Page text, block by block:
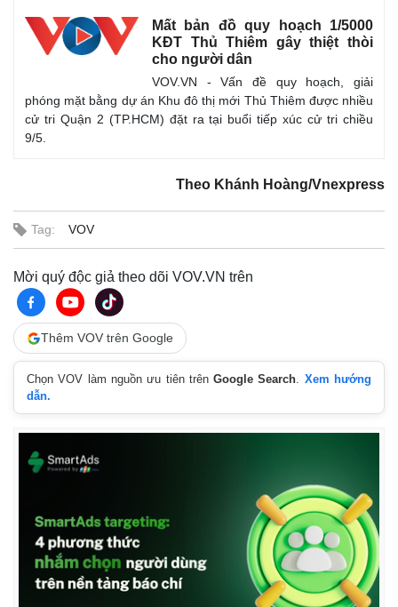
Thế giới
Cuộc sống đó đây
Hồ sơ
Video
Ảnh
E-Magazine
Mất bản đồ quy hoạch 1/5000
KĐT Thủ Thiêm gây thiệt thòi
cho người dân
VOV.VN - Vấn đề quy hoạch, giải
phóng mặt bằng dự án Khu đô thị mới Thủ Thiêm được nhiều
cử tri Quận 2 (TP.HCM) đặt ra tại buổi tiếp xúc cử tri chiều
9/5.
Theo Khánh Hoàng/Vnexpress
Tag: VOV
Mời quý độc giả theo dõi VOV.VN trên
Thêm VOV trên Google
Chọn VOV làm nguồn ưu tiên trênGoogle Search. Xem hướng
dẫn.